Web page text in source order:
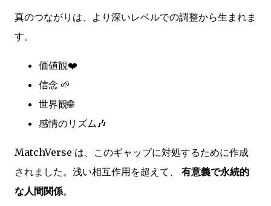
真のつながりは、より深いレベルでの調整から生ま​​れま
す。
価値観❤️
信念 🌱
世界観🌐
感情のリズム🎶
MatchVerse は、このギャップに対処するために作成
されました。浅い相互作用を超えて、 有意義で永続的
な人間関係。